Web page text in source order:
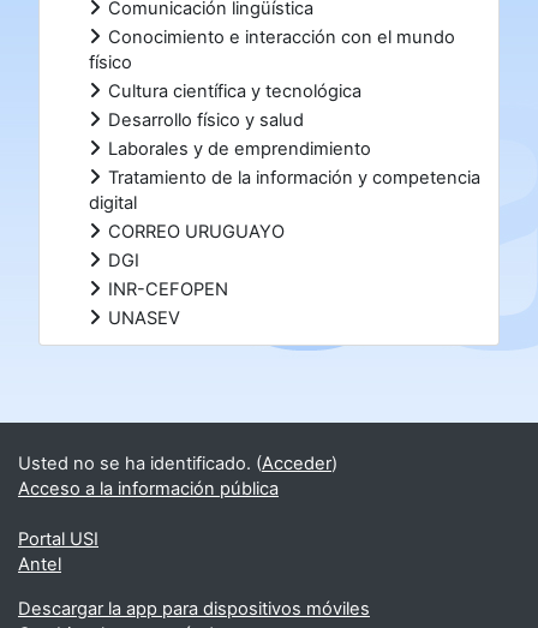
Comunicación lingüística
Conocimiento e interacción con el mundo
físico
Cultura científica y tecnológica
Desarrollo físico y salud
Laborales y de emprendimiento
Tratamiento de la información y competencia
digital
CORREO URUGUAYO
DGI
INR-CEFOPEN
UNASEV
Usted no se ha identificado. (Acceder)
Acceso a la información pública
Portal USI
Antel
Descargar la app para dispositivos móviles